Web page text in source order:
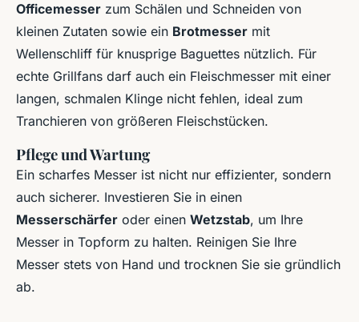
Officemesser zum Schälen und Schneiden von
kleinen Zutaten sowie ein Brotmesser mit
Wellenschliff für knusprige Baguettes nützlich. Für
echte Grillfans darf auch ein Fleischmesser mit einer
langen, schmalen Klinge nicht fehlen, ideal zum
Tranchieren von größeren Fleischstücken.
Pflege und Wartung
Ein scharfes Messer ist nicht nur effizienter, sondern
auch sicherer. Investieren Sie in einen
Messerschärfer oder einen Wetzstab, um Ihre
Messer in Topform zu halten. Reinigen Sie Ihre
Messer stets von Hand und trocknen Sie sie gründlich
ab.